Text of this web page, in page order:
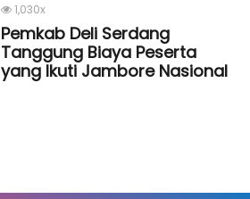
1,030x
Pemkab Deli Serdang
Tanggung Biaya Peserta
yang Ikuti Jambore Nasional